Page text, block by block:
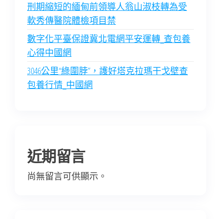
刑期縮短的緬甸前領導人翁山淑枝轉為受
軟秀傳醫院體檢項目禁
數字化平臺保證冀北電網平安運轉_查包養
心得中國網
3046公里“綠圍脖”，護好塔克拉瑪干戈壁查
包養行情_中國網
近期留言
尚無留言可供顯示。